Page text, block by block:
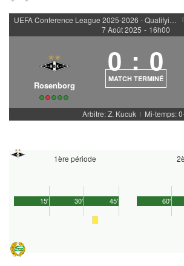
|
7 Août 2025 - 16h00
Rosenborg
0 : 0
MATCH TERMINÉ
Arbitre: Z. Kucuk | Mi-temps:
1ère période
45'
15' 30' 60'